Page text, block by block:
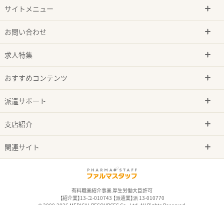
サイトメニュー
お問い合わせ
求人特集
おすすめコンテンツ
派遣サポート
支店紹介
関連サイト
有料職業紹介事業 厚生労働大臣許可
【紹介業】13-ユ-010743 【派遣業】派 13-010770